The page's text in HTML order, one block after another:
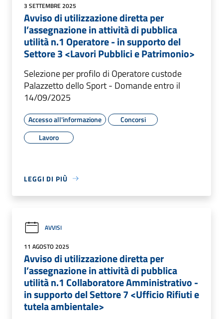
3 SETTEMBRE 2025
Avviso di utilizzazione diretta per
l’assegnazione in attività di pubblica
utilità n.1 Operatore - in supporto del
Settore 3 <Lavori Pubblici e Patrimonio>
Selezione per profilo di Operatore custode
Palazzetto dello Sport - Domande entro il
14/09/2025
Accesso all'informazione
Concorsi
Lavoro
LEGGI DI PIÙ
AVVISI
11 AGOSTO 2025
Avviso di utilizzazione diretta per
l’assegnazione in attività di pubblica
utilità n.1 Collaboratore Amministrativo -
in supporto del Settore 7 <Ufficio Rifiuti e
tutela ambientale>